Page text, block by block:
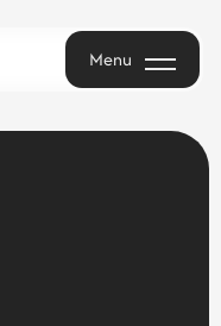
Menu
Menu